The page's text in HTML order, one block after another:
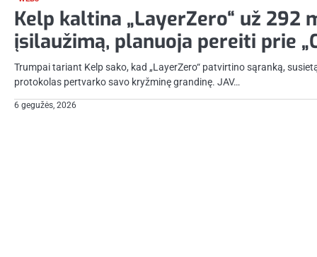
Kelp kaltina „LayerZero“ už 292
įsilaužimą, planuoja pereiti prie
Trumpai tariant Kelp sako, kad „LayerZero“ patvirtino sąranką,
protokolas pertvarko savo kryžminę grandinę. JAV…
6 gegužės, 2026